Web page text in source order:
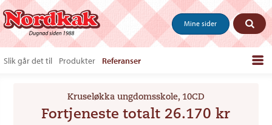
Mine sider
Slik går det til Produkter Referanser
Salgstips & last ned
Kruseløkka ungdomsskole, 10CD
Fortjeneste totalt 26.170 kr